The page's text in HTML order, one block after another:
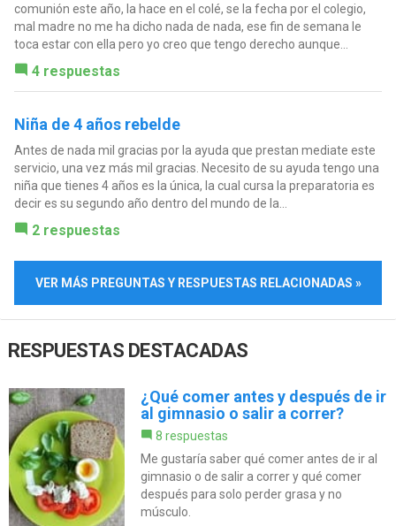
comunión este año, la hace en el colé, se la fecha por el colegio,
mal madre no me ha dicho nada de nada, ese fin de semana le
toca estar con ella pero yo creo que tengo derecho aunque...
4 respuestas
Niña de 4 años rebelde
Antes de nada mil gracias por la ayuda que prestan mediate este
servicio, una vez más mil gracias. Necesito de su ayuda tengo una
niña que tienes 4 años es la única, la cual cursa la preparatoria es
decir es su segundo año dentro del mundo de la...
2 respuestas
VER MÁS PREGUNTAS Y RESPUESTAS RELACIONADAS »
RESPUESTAS DESTACADAS
¿Qué comer antes y después de ir
al gimnasio o salir a correr?
8 respuestas
Me gustaría saber qué comer antes de ir al
gimnasio o de salir a correr y qué comer
después para solo perder grasa y no
músculo.